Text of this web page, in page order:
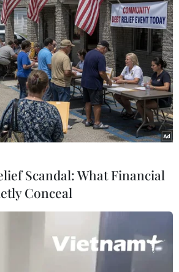
tuần giảm giá mạnh nhất 3
Scandal: What Financial
Conceal